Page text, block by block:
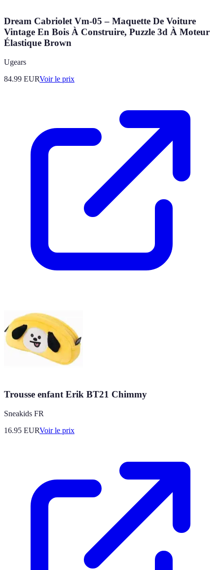
Dream Cabriolet Vm-05 – Maquette De Voiture
Vintage En Bois À Construire, Puzzle 3d À Moteur
Élastique Brown
Ugears
84.99 EURVoir le prix
Trousse enfant Erik BT21 Chimmy
Sneakids FR
16.95 EURVoir le prix